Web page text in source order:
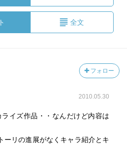
全文
フォロー
2010.05.30
イズ作品・・なんだけど内容は
ーリの進展がなくキャラ紹介とキ